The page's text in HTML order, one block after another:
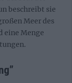
beschreibt sie
Meer des
eine Menge